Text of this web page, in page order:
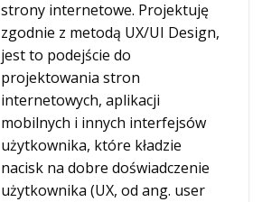
strony internetowe. Projektuję
zgodnie z metodą UX/UI Design,
jest to podejście do
projektowania stron
internetowych, aplikacji
mobilnych i innych interfejsów
użytkownika, które kładzie
nacisk na dobre doświadczenie
użytkownika (UX, od ang. user